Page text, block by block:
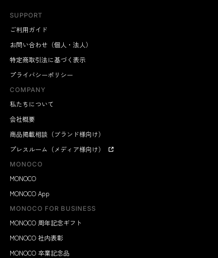
SUPPORT
ご利用ガイド
お問い合わせ（個人・法人）
特定商取引法に基づく表示
プライバシーポリシー
COMPANY
私たちについて
会社概要
商品掲載相談（ブランド様向け）
プレスルーム（メディア様向け）
MONOCO
MONOCO
MONOCO App
MONOCO FOR BUSINESS
MONOCO 周年記念ギフト
MONOCO 社内表彰
MONOCO 卒業記念品